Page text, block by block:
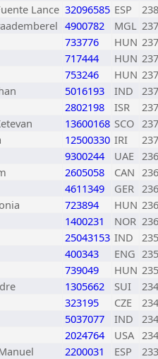
Lance 32096585 ESP
4900782 MGL
733776 HUN
717444 HUN
753246 HUN
5016193 IND
2802198 ISR
13600168 SCO
12500330 IRI
9300244 UAE
2605058 CAN
4611349 GER
723894 HUN
1400231 NOR
25043153 IND
400343 ENG
739049 HUN
1305662 SUI
323195 CZE
5037077 IND
2024764 USA
2200031 ESP